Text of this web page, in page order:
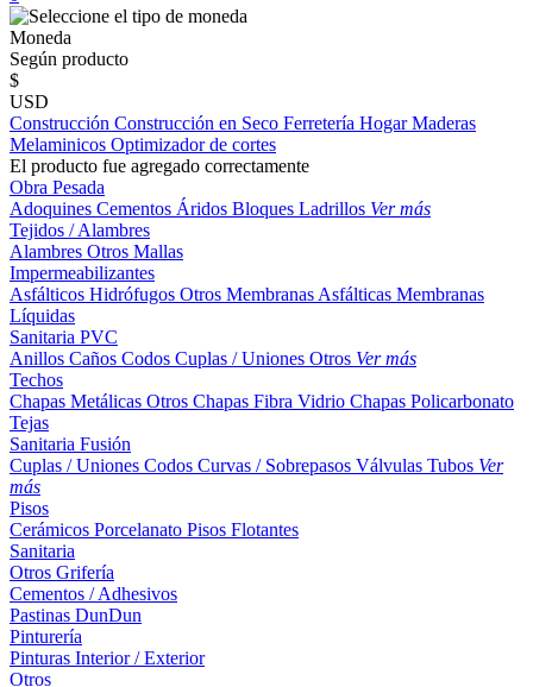
Moneda
Según producto
$
USD
Construcción Construcción en Seco Ferretería HogarMaderas
Melaminicos Optimizador de cortes
El producto fue agregado correctamente
Obra Pesada
Adoquines Cementos Áridos Bloques Ladrillos Ver más
Tejidos / Alambres
Alambres Otros Mallas
Impermeabilizantes
Asfálticos Hidrófugos Otros Membranas Asfálticas Membranas
Líquidas
Sanitaria PVC
Anillos Caños Codos Cuplas / Uniones Otros Ver más
Techos
Chapas Metálicas Otros Chapas Fibra Vidrio Chapas Policarbonato
Tejas
Sanitaria Fusión
Cuplas / Uniones Codos Curvas / Sobrepasos Válvulas Tubos Ver
más
Pisos
Cerámicos Porcelanato Pisos Flotantes
Sanitaria
Otros Grifería
Cementos / Adhesivos
Pastinas DunDun
Pinturería
Pinturas Interior / Exterior
Otros